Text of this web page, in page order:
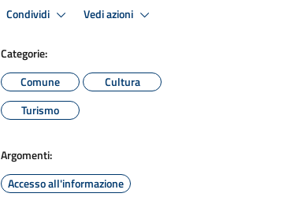
Condividi Vedi azioni
Categorie:
Comune
Cultura
Turismo
Argomenti:
Accesso all'informazione